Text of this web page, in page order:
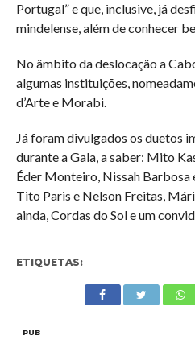
Portugal” e que, inclusive, já
mindelense, além de conhecer
No âmbito da deslocação a
algumas instituições,
d’Arte e Morabi.
Já foram divulgados os duetos
durante a Gala, a saber: Mito
Éder Monteiro, Nissah Barbosa
Tito Paris e Nelson Freitas,
ainda, Cordas do Sol e um
ETIQUETAS:
PUB